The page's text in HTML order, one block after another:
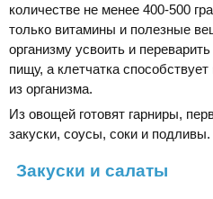
количестве не менее 400-500
только витамины и полезные
организму усвоить и
пищу, а клетчатка
из организма.
Из овощей готовят гарниры,
закуски, соусы, соки и подливы.
Закуски и салаты